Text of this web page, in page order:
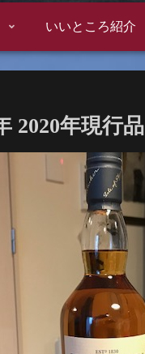
いいところ紹介
2020年現行品